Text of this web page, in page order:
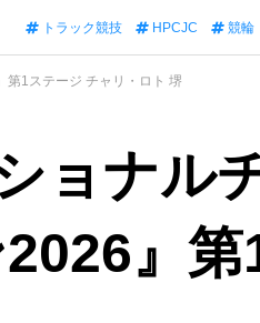
トラック競技 HPCJC 競輪
1ステージ チャリ・ロト 堺
ナル
』